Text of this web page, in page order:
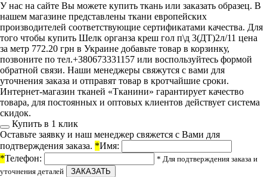
У нас на сайте Вы можете купить ткань или заказать образец. В
нашем магазине представлены ткани европейских
производителей соответствующие сертификатами качества. Для
того чтобы купить Шелк органза креш гол п\д 3(ДТ)2л/11 цена
за метр 772.20 грн в Украине добавьте товар в корзинку,
позвоните по тел.+380673331157 или воспользуйтесь формой
обратной связи. Наши менеджеры свяжутся с вами для
уточнения заказа и отправят товар в кротчайшие сроки.
Интернет-магазин тканей «Тканини» гарантирует качество
товара, для постоянных и оптовых клиентов действует система
скидок.
Купить в 1 клик
Оставьте заявку и наш менеджер свяжется с Вами для
подтверждения заказа. *Имя:
*Телефон:
* Для подтверждения заказа и
уточнения деталей